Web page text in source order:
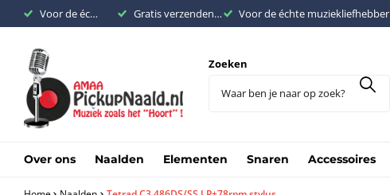
Voor de échte muziekliefhebber Gratis verzenden binnen Nederland vanaf €200,- Voor de échte muziekliefhebber
Zoeken
Over ons Naalden Elementen Snaren Accessoires